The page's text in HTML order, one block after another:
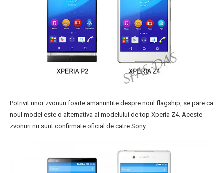
Potrivit unor zvonuri foarte amanuntite despre noul flagship, se pare ca
noul model este o alternativa al modelului de top Xperia Z4. Aceste
zvonuri nu sunt confirmate oficial de catre Sony.